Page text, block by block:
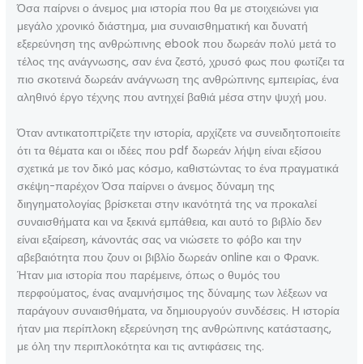
Όσα παίρνει ο άνεμος μια ιστορία που θα με στοιχειώνει για
μεγάλο χρονικό διάστημα, μια συναισθηματική και δυνατή
εξερεύνηση της ανθρώπινης ebook που δωρεάν πολύ μετά το
τέλος της ανάγνωσης, σαν ένα ζεστό, χρυσό φως που φωτίζει τα
πιο σκοτεινά δωρεάν ανάγνωση της ανθρώπινης εμπειρίας, ένα
αληθινό έργο τέχνης που αντηχεί βαθιά μέσα στην ψυχή μου.
Όταν αντικατοπτρίζετε την ιστορία, αρχίζετε να συνειδητοποιείτε
ότι τα θέματα και οι ιδέες που pdf δωρεάν λήψη είναι εξίσου
σχετικά με τον δικό μας κόσμο, καθιστώντας το ένα πραγματικά
σκέψη-παρέχον Όσα παίρνει ο άνεμος δύναμη της
διηγηματολογίας βρίσκεται στην ικανότητά της να προκαλεί
συναισθήματα και να ξεκινά εμπάθεια, και αυτό το βιβλίο δεν
είναι εξαίρεση, κάνοντάς σας να νιώσετε το φόβο και την
αβεβαιότητα που ζουν οι βιβλίο δωρεάν online και ο Φρανκ.
Ήταν μια ιστορία που παρέμεινε, όπως ο θυμός του
περφούματος, ένας αναμνήσιμος της δύναμης των λέξεων να
παράγουν συναισθήματα, να δημιουργούν συνδέσεις. Η ιστορία
ήταν μια περίπλοκη εξερεύνηση της ανθρώπινης κατάστασης,
με όλη την περιπλοκότητα και τις αντιφάσεις της.